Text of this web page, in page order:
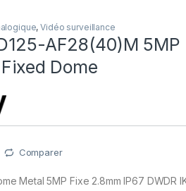
,Vidéo surveillance
AF28(40)M
Dome
Comparer
Metal 5MP Fixe 2.8mm IP67 DWDR